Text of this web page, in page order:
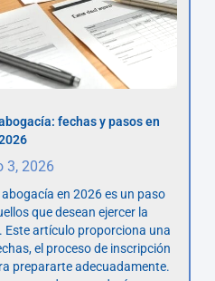
fechas y pasos en
3, 2026
en 2026 es un paso
que desean ejercer la
Este artículo proporciona una
el proceso de inscripción
prepararte adecuadamente.